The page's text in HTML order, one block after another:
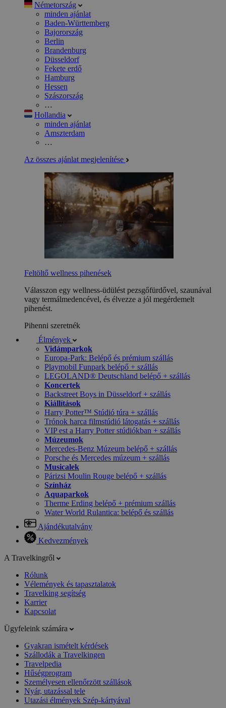
Németország
minden ajánlat
Baden-Württemberg
Bajorország
Berlin
Brandenburg
Düsseldorf
Fekete erdő
Hamburg
Hessen
Szászország
…
Hollandia
minden ajánlat
Amszterdam
…
Az összes ajánlat megjelenítése
Feltöltő wellness pihenések
Válasszon egy wellness-üdülést pezsgőfürdővel, szaunával
vagy termálmedencével, és élvezze a jól megérdemelt
pihenést.
Pihenni szeretnék
Élmények
Vidámparkok
Europa-Park: Belépő és prémium szállás
Playmobil Funpark belépő + szállás
LEGOLAND® Deutschland belépő + szállás
Koncertek
Backstreet Boys in Düsseldorf + szállás
Kiállítások
Harry Potter™ Stúdió túra + szállás
Trónok harca filmstúdió látogatás + szállás
VIP est a Harry Potter stúdiókban + szállás
Múzeumok
Mercedes-Benz Múzeum belépő + szállás
Porsche és Mercedes múzeum + szállás
Musicalek
Párizsi Moulin Rouge belépő + szállás
Színház
Aquaparkok
Therme Erding belépő + prémium szállás
Water World Rulantica: belépő és szállás
Ajándékutalvány
Kedvezmények
A Travelkingről
Rólunk
Vélemények és tapasztalatok
Travelking segítség
Karrier
Kapcsolat
Ügyfeleink számára
Gyakran ismételt kérdések
Szállodák a Travelkingen
Travelpedia
Hűségprogram
Személyesen ellenőrzött szállások
Nyár, utazással tele
Utazási élmények Szép-kártyával